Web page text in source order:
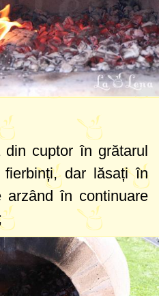
cuptor în grătarul
dar lăsați în
în continuare